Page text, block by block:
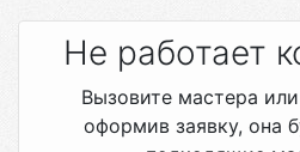
Не работает
Вызовите мастера
оформив заявку, она